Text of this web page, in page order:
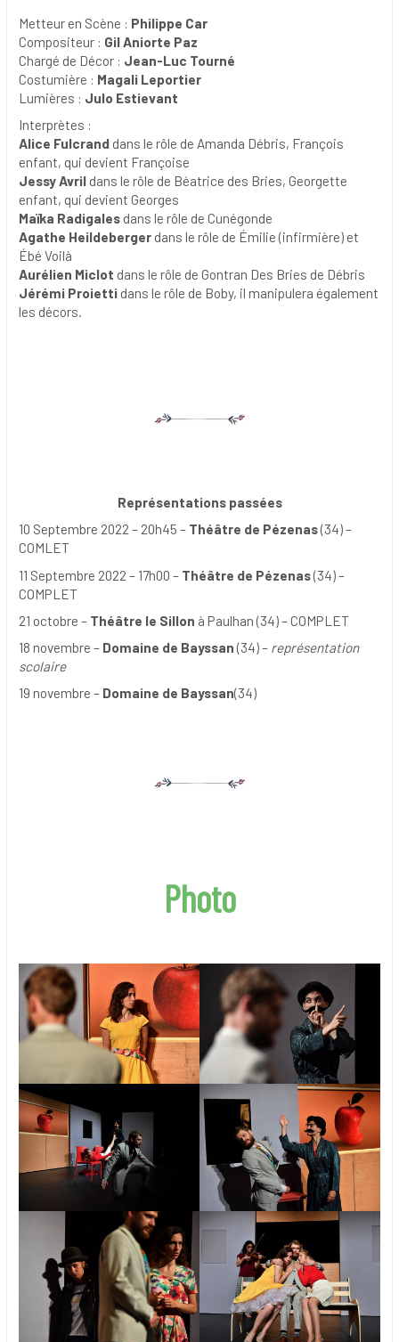
Metteur en Scène : Philippe Car
Compositeur : Gil Aniorte Paz
Chargé de Décor : Jean-Luc Tourné
Costumière : Magali Leportier
Lumières : Julo Estievant
Interprètes :
Alice Fulcranddans le rôle de Amanda Débris, François
enfant, qui devient Françoise
Jessy Avrildans le rôle de Béatrice des Bries, Georgette
enfant, qui devient Georges
Maïka Radigalesdans le rôle de Cunégonde
Agathe Heildebergerdans le rôle de Émilie (infirmière) et
Ébé Voilà
Aurélien Miclot dans le rôle de Gontran Des Bries de Débris
Jérémi Proietti dans le rôle de Boby, il manipulera également
les décors.
Représentations passées
10 Septembre 2022 – 20h45 – Théâtre de Pézenas(34) –
COMLET
11 Septembre 2022 – 17h00 – Théâtre de Pézenas(34) –
COMPLET
21 octobre – Théâtre le Sillon à Paulhan (34) – COMPLET
18 novembre – Domaine de Bayssan (34) – représentation
scolaire
19 novembre – Domaine de Bayssan(34)
Photo